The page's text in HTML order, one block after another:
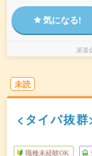
気になる!
派遣
未読
<タイパ抜群
職種未経験OK